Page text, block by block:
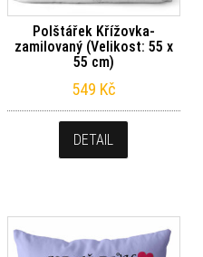
Polštářek Křížovka-
zamilovaný (Velikost: 55 x
55 cm)
549 Kč
DETAIL